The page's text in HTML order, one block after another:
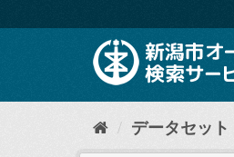
キ
て
データセット